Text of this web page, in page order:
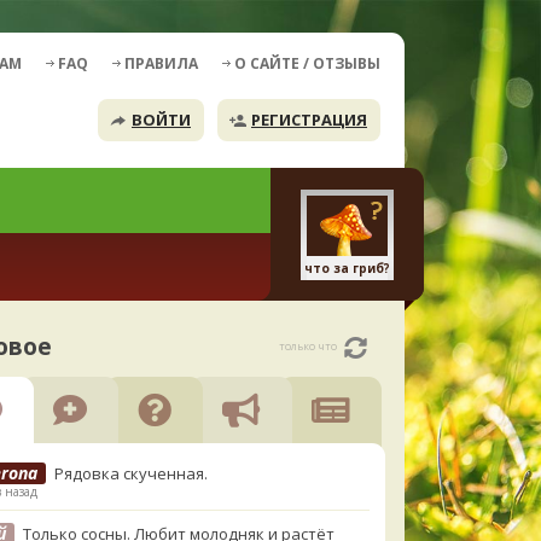
FAQ ПРАВИЛА О САЙТЕ / ОТЗЫВЫ
ВОЙТИ РЕГИСТРАЦИЯ
что за гриб?
только что
Рядовка скученная.
назад
Только сосны. Любит молодняк и растёт